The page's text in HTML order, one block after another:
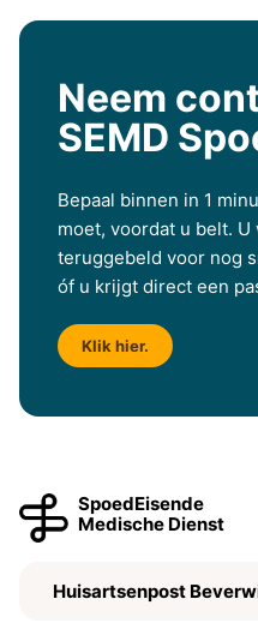
Neem
SEMD
Bepaal binnen in 1
moet, voordat u belt.
teruggebeld voor nog
óf u krijgt direct een
Klik hier.
SpoedEisende
Medische Dienst
Huisartsenpost